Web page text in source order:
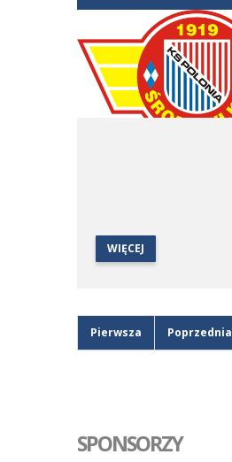
WIĘCEJ
Pierwsza Poprzednia
SPONSORZY